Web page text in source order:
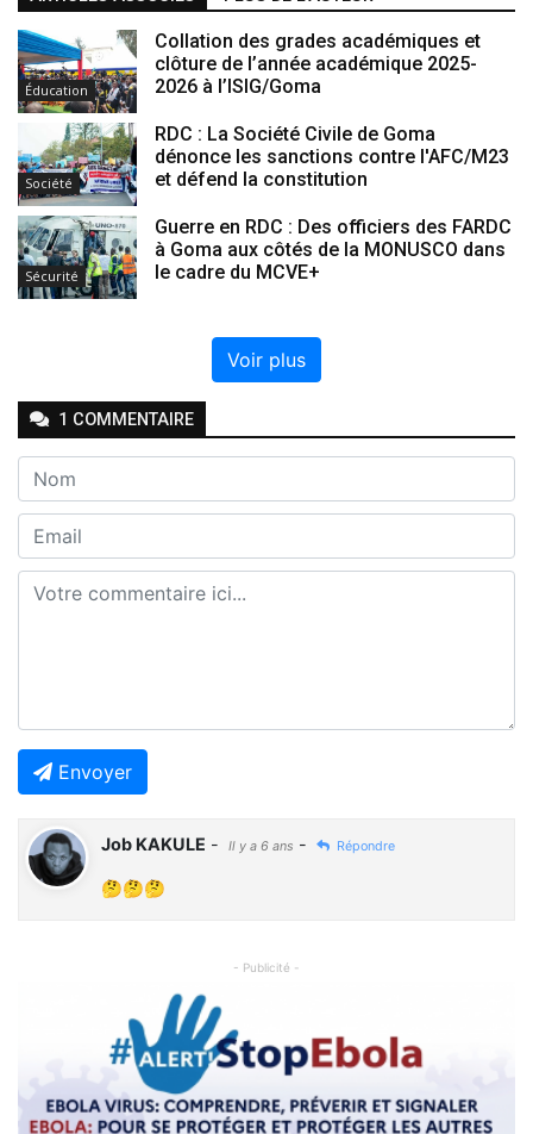
Éducation
Collation des grades académiques et
clôture de l’année académique 2025-
2026 à l’ISIG/Goma
Société
RDC : La Société Civile de Goma
dénonce les sanctions contre l'AFC/M23
et défend la constitution
Sécurité
Guerre en RDC : Des officiers des FARDC
à Goma aux côtés de la MONUSCO dans
le cadre du MCVE+
Voir plus
1 COMMENTAIRE
Envoyer
Job KAKULE - Il y a 6 ans - Répondre
🤔🤔🤔
- Publicité -